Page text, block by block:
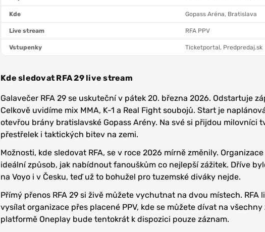
Kde Gopass Aréna, Bratislava
Live stream RFA PPV
Vstupenky Ticketportal, Predpredaj.sk
Kde sledovat RFA 29 live stream
Galavečer RFA 29 se uskuteční v pátek 20. března 2026. Odstartuje
Celkově uvidíme mix MMA, K-1 a Real Fight soubojů. Start je
otevřou brány bratislavské Gopass Arény. Na své si přijdou milovníci
přestřelek i taktických bitev na zemi.
Možnosti, kde sledovat RFA, se v roce 2026 mírně změnily.
ideální způsob, jak nabídnout fanouškům co nejlepší zážitek. Dříve
na Voyo i v Česku, teď už to bohužel pro tuzemské diváky nejde.
Přímý přenos RFA 29 si živě můžete vychutnat na dvou místech. RFA
vysílat organizace přes placené PPV, kde se můžete dívat na všechny
platformě Oneplay bude tentokrát k dispozici pouze záznam.